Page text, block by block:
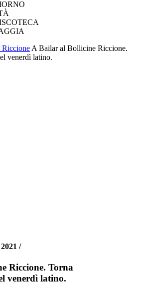
A Bailar al Bollicine Riccione.
venerdì latino.
/
Riccione. Torna
venerdì latino.